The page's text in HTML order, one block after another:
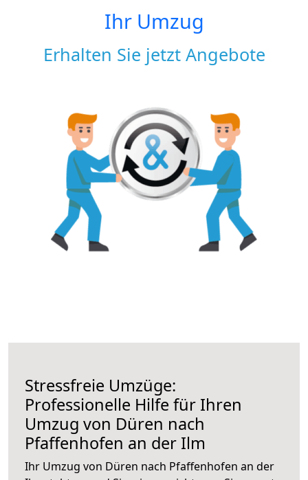
Ihr Umzug
Erhalten Sie jetzt Angebote
Stressfreie Umzüge:
Professionelle Hilfe für Ihren
Umzug von Düren nach
Pfaffenhofen an der Ilm
Ihr Umzug von Düren nach Pfaffenhofen an der